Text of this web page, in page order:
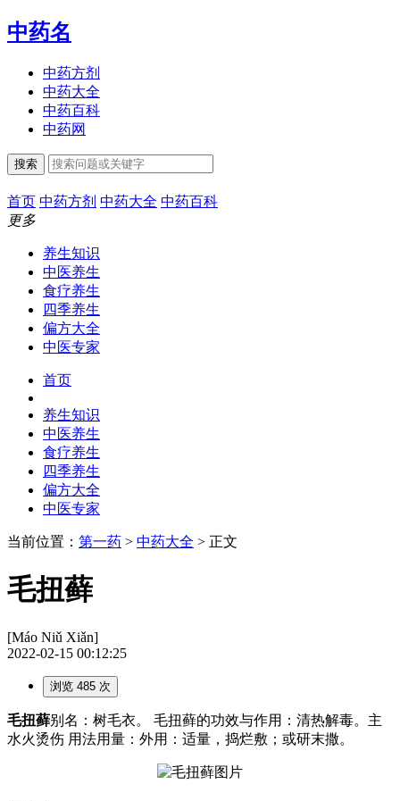
中药名
中药方剂
中药大全
中药百科
中药网
搜索
首页 中药方剂 中药大全 中药百科
更多
养生知识
中医养生
食疗养生
四季养生
偏方大全
中医专家
首页
养生知识
中医养生
食疗养生
四季养生
偏方大全
中医专家
当前位置： 第一药 > 中药大全 > 正文
毛扭藓
[Máo Niǔ Xiǎn]
2022-02-15 00:12:25
浏览 485 次
毛扭藓别名：树毛衣。 毛扭藓的功效与作用：清热解毒。主
水火烫伤 用法用量：外用：适量，捣烂敷；或研末撒。